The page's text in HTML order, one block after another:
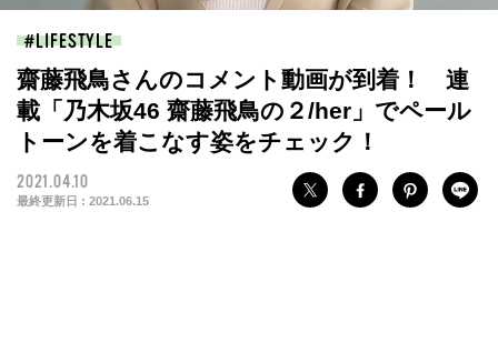
LIFESTYLE
齋藤飛鳥さんのコメント動画が到着！ 連
載「乃木坂46 齋藤飛鳥の２/her」でペール
トーンを着こなす姿をチェック！
2021.04.10
最終更新日 : 2021.06.15